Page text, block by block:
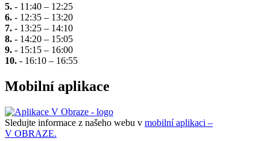
5. - 11:40 – 12:25
6. - 12:35 – 13:20
7. - 13:25 – 14:10
8. - 14:20 – 15:05
9. - 15:15 – 16:00
10. - 16:10 – 16:55
Mobilní aplikace
Sledujte informace z našeho webu v mobilní aplikaci –
V OBRAZE.